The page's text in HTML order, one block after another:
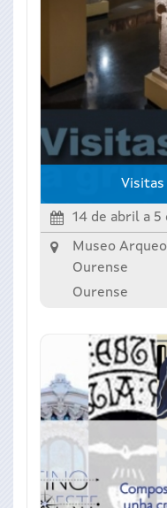
Visitas
14 de abril a 5
Museo
Ourense
Ourense